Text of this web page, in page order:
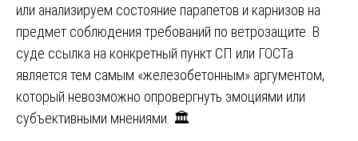
или анализируем состояние парапетов и карнизов на
предмет соблюдения требований по ветрозащите. В
суде ссылка на конкретный пункт СП или ГОСТа
является тем самым «железобетонным» аргументом,
который невозможно опровергнуть эмоциями или
субъективными мнениями. 🏛️